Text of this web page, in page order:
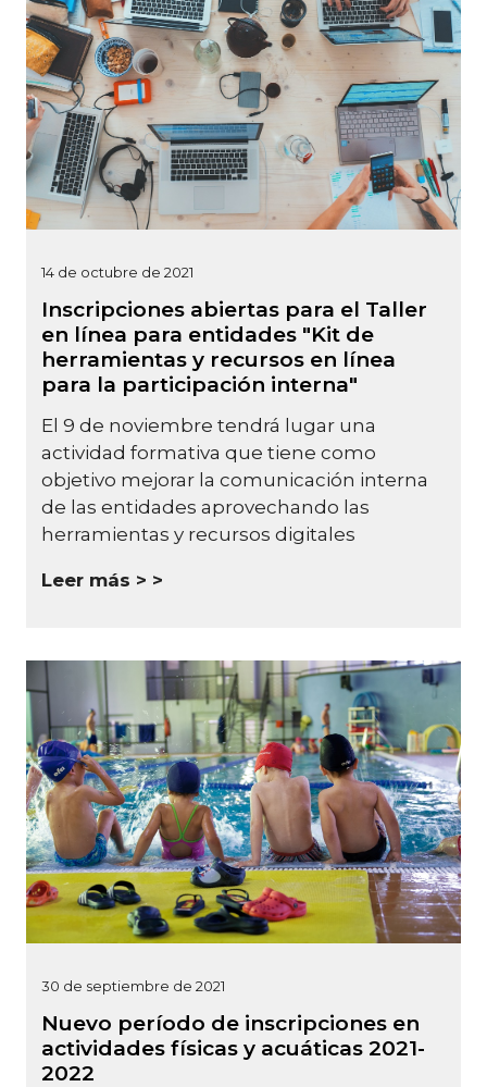
14 de octubre de 2021
Inscripciones abiertas para el Taller
en línea para entidades "Kit de
herramientas y recursos en línea
para la participación interna"
El 9 de noviembre tendrá lugar una
actividad formativa que tiene como
objetivo mejorar la comunicación interna
de las entidades aprovechando las
herramientas y recursos digitales
Leer más >
30 de septiembre de 2021
Nuevo período de inscripciones en
actividades físicas y acuáticas 2021-
2022